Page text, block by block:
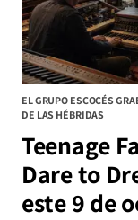
EL GRUPO ESCOCÉS
DE LAS HÉBRIDAS
Teenage
Dare to
este 9 de